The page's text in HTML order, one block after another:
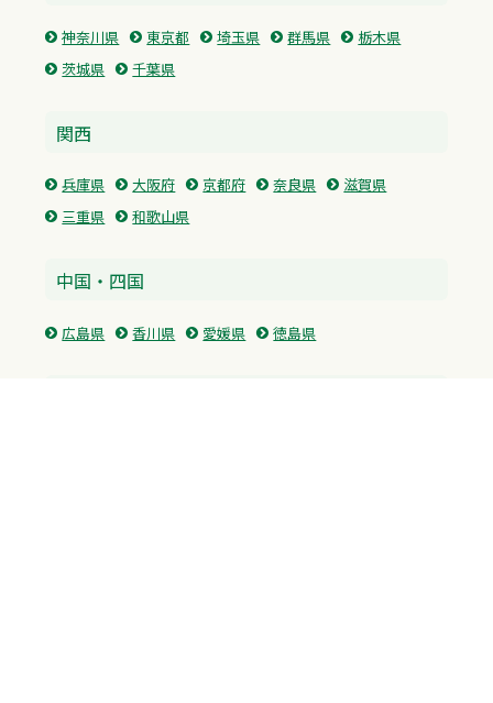
神奈川県 東京都 埼玉県 群馬県
栃木県
茨城県
千葉県
関西
兵庫県 大阪府 京都府 奈良県
滋賀県
三重県
和歌山県
中国・四国
広島県 香川県 愛媛県 徳島県